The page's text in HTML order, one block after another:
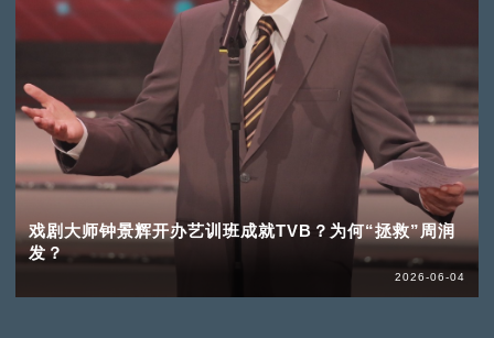
戏剧大师钟景辉开办艺训班成就TVB？为何“拯救”周润
发？
2026-06-04